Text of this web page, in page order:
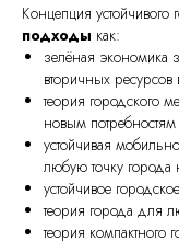
Концепция устойчивого
подходы как:
зелёная экономика
вторичных
теория городского
новым
устойчивая
любую точку города
устойчивое
теория города для
теория компактного